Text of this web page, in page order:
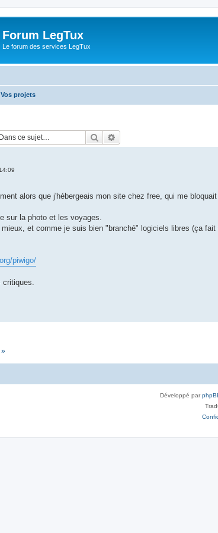
Forum LegTux
Le forum des services LegTux
Vos projets
Rechercher
alors que j'hébergeais mon site chez free, qui me
sur la photo et les voyages.
et comme je suis bien "branché" logiciels libres (ça
piwigo/
»
Développé par